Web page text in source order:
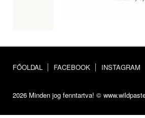
FŐOLDAL FACEBOOK INSTAGRAM
2026 Minden jog fenntartva! ©